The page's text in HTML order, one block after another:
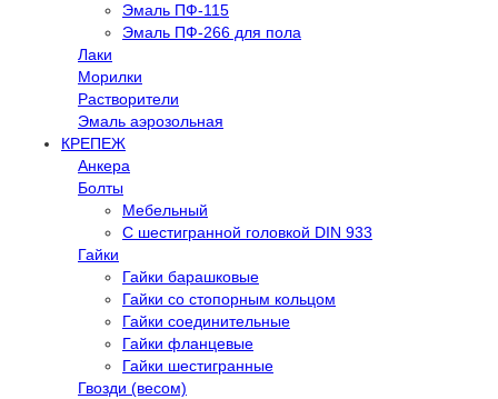
Эмаль ПФ-115
Эмаль ПФ-266 для пола
Лаки
Морилки
Растворители
Эмаль аэрозольная
КРЕПЕЖ
Анкера
Болты
Мебельный
С шестигранной головкой DIN 933
Гайки
Гайки барашковые
Гайки со стопорным кольцом
Гайки соединительные
Гайки фланцевые
Гайки шестигранные
Гвозди (весом)